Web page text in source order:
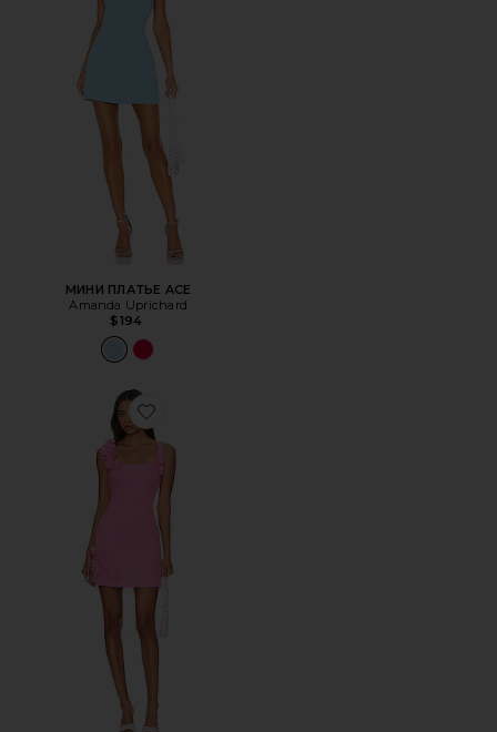
МИНИ ПЛАТЬЕ ACE
Amanda Uprichard
$194
Favorite МИНИ ПЛАТЬЕ TROMPE